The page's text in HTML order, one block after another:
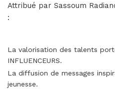
Attribué par Sassoum
:
La valorisation des talents
INFLUENCEURS.
La diffusion de messages
jeunesse.